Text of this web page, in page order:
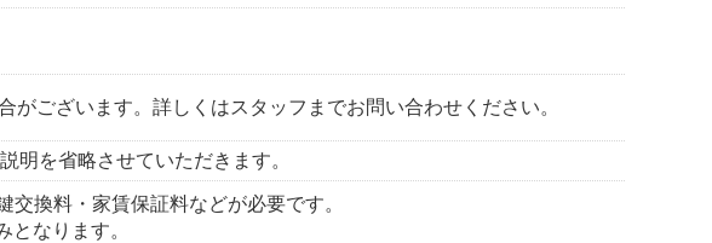
ございます。詳しくはスタッフまでお問い合わせください。
明を省略させていただきます。
換料・家賃保証料などが必要です。
なります。